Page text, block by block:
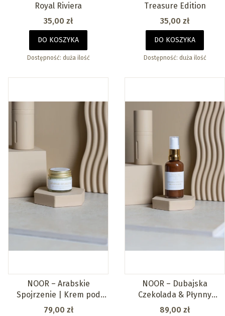
Royal Riviera
Cena
35,00 zł
DO KOSZYKA
Dostępność: duża ilość
Treasure Edition
Cena
35,00 zł
DO KOSZYKA
Dostępność: duża ilość
NOOR – Arabskie
Spojrzenie | Krem pod
oczy
Cena
79,00 zł
NOOR – Dubajska
Czekolada & Płynny
Karmel | Olejek opalizujący
Cena
89,00 zł